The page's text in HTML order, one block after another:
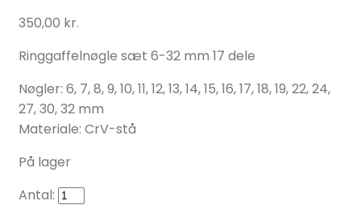
350,00 kr.
Ringgaffelnøgle sæt 6-32 mm 17 dele
Nøgler: 6, 7, 8, 9, 10, 11, 12, 13, 14, 15, 16, 17, 18, 19, 22, 24,
27, 30, 32 mm
Materiale: CrV-stå
På lager
Antal: